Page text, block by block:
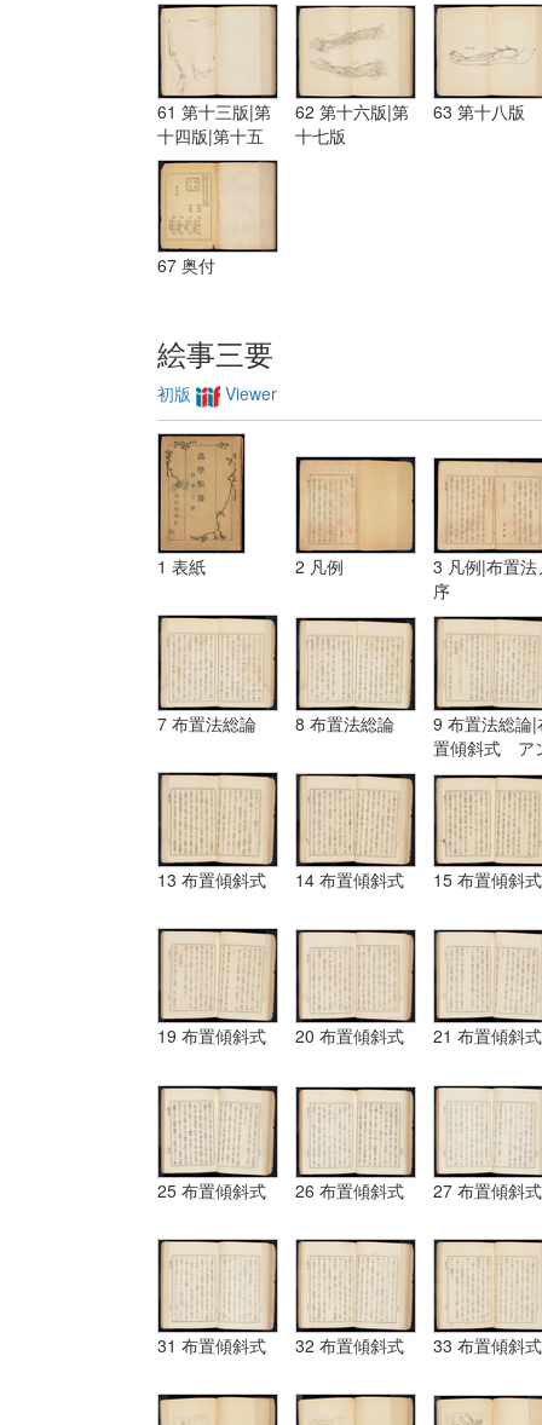
61 第十三版|第
十四版|第十五
版
62 第十六版|第
十七版
63 第十八版
67 奥付
絵事三要
初版 Viewer
1 表紙 2 凡例
3 凡例|布置法
序
7 布置法総論 8 布置法総論
9 布置法総論|
置傾斜式 ア
ギュラール、
ムポシシヨン
13 布置傾斜式 14 布置傾斜式 15 布置傾斜式
19 布置傾斜式 20 布置傾斜式 21 布置傾斜式
25 布置傾斜式 26 布置傾斜式 27 布置傾斜式
31 布置傾斜式 32 布置傾斜式 33 布置傾斜式